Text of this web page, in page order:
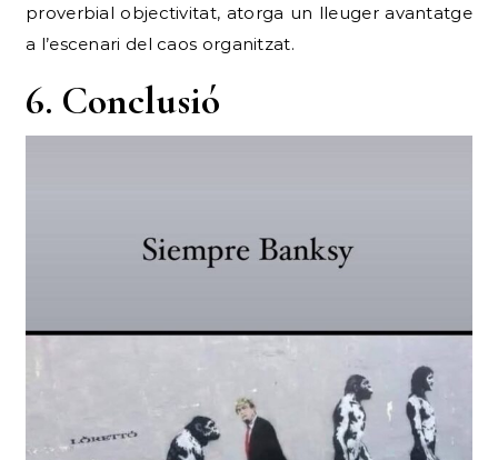
proverbial objectivitat, atorga un lleuger avantatge
a l’escenari del caos organitzat.
6. Conclusió